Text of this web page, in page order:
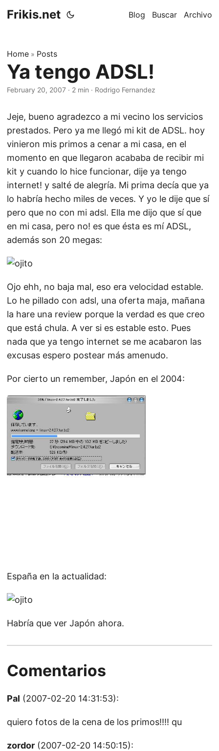
Frikis.net Blog Buscar Archivo
Home » Posts
Ya tengo ADSL!
February 20, 2007 · 2 min · Rodrigo Fernandez
Jeje, bueno agradezco a mi vecino los servicios
prestados. Pero ya me llegó mi kit de ADSL. hoy
vinieron mis primos a cenar a mi casa, en el
momento en que llegaron acababa de recibir mi
kit y cuando lo hice funcionar, dije ya tengo
internet! y salté de alegría. Mi prima decía que ya
lo habría hecho miles de veces. Y yo le dije que sí
pero que no con mi adsl. Ella me dijo que sí que
en mi casa, pero no! es que ésta es mí ADSL,
además son 20 megas:
Ojo ehh, no baja mal, eso era velocidad estable.
Lo he pillado con adsl, una oferta maja, mañana
la hare una review porque la verdad es que creo
que está chula. A ver si es estable esto. Pues
nada que ya tengo internet se me acabaron las
excusas espero postear más amenudo.
Por cierto un remember, Japón en el 2004:
España en la actualidad:
Habría que ver Japón ahora.
Comentarios
Pal (2007-02-20 14:31:53):
quiero fotos de la cena de los primos!!!! qu
zordor (2007-02-20 14:50:15):